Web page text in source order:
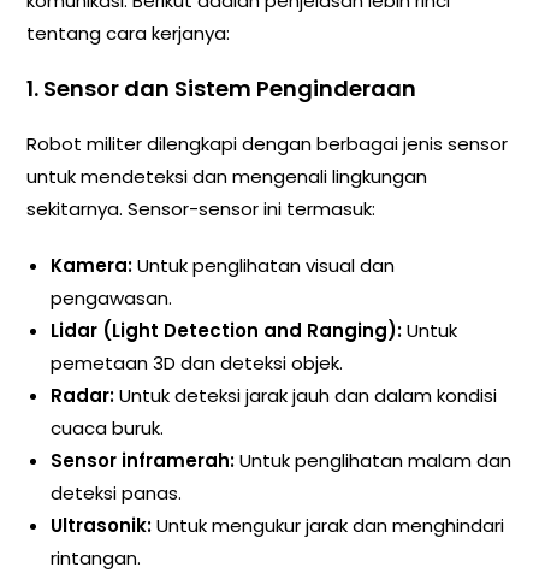
tentang cara kerjanya:
1. Sensor dan Sistem Penginderaan
Robot militer dilengkapi dengan berbagai jenis sensor
untuk mendeteksi dan mengenali lingkungan
sekitarnya. Sensor-sensor ini termasuk:
Kamera:Untuk penglihatan visual dan
pengawasan.
Lidar (Light Detection and Ranging):Untuk
pemetaan 3D dan deteksi objek.
Radar:Untuk deteksi jarak jauh dan dalam kondisi
cuaca buruk.
Sensor inframerah:Untuk penglihatan malam dan
deteksi panas.
Ultrasonik:Untuk mengukur jarak dan menghindari
rintangan.